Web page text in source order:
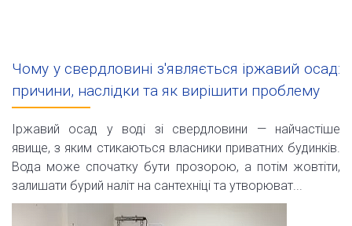
Чому у свердловині з'являється іржавий осад:
причини, наслідки та як вирішити проблему
Іржавий осад у воді зі свердловини — найчастіше
явище, з яким стикаються власники приватних будинків.
Вода може спочатку бути прозорою, а потім жовтіти,
залишати бурий наліт на сантехніці та утворюват...